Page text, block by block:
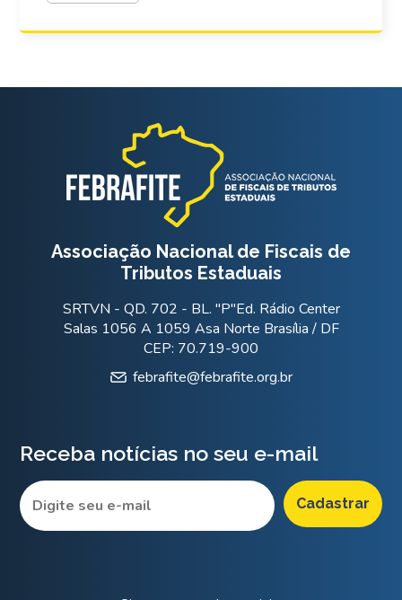
Associação Nacional de Fiscais de
Tributos Estaduais
SRTVN - QD. 702 - BL. "P"Ed. Rádio Center
Salas 1056 A 1059 Asa Norte Brasília / DF
CEP: 70.719-900
febrafite@febrafite.org.br
Receba notícias no seu e-mail